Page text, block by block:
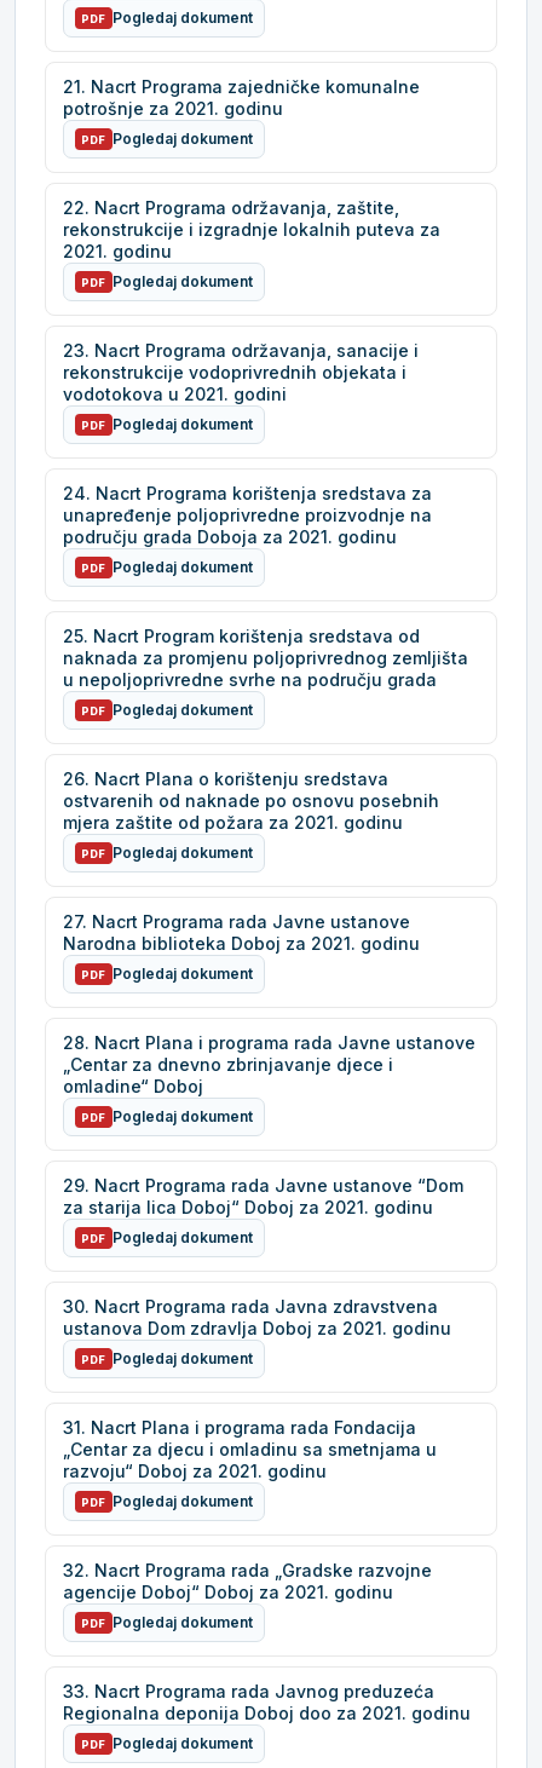
PDF Pogledaj dokument
21. Nacrt Programa zajedničke komunalne
potrošnje za 2021. godinu
PDF Pogledaj dokument
22. Nacrt Programa održavanja, zaštite,
rekonstrukcije i izgradnje lokalnih puteva za
2021. godinu
PDF Pogledaj dokument
23. Nacrt Programa održavanja, sanacije i
rekonstrukcije vodoprivrednih objekata i
vodotokova u 2021. godini
PDF Pogledaj dokument
24. Nacrt Programa korištenja sredstava za
unapređenje poljoprivredne proizvodnje na
području grada Doboja za 2021. godinu
PDF Pogledaj dokument
25. Nacrt Program korištenja sredstava od
naknada za promjenu poljoprivrednog zemljišta
u nepoljoprivredne svrhe na području grada
PDF Pogledaj dokument
26. Nacrt Plana o korištenju sredstava
ostvarenih od naknade po osnovu posebnih
mjera zaštite od požara za 2021. godinu
PDF Pogledaj dokument
27. Nacrt Programa rada Javne ustanove
Narodna biblioteka Doboj za 2021. godinu
PDF Pogledaj dokument
28. Nacrt Plana i programa rada Javne ustanove
„Centar za dnevno zbrinjavanje djece i
omladine“ Doboj
PDF Pogledaj dokument
29. Nacrt Programa rada Javne ustanove “Dom
za starija lica Doboj“ Doboj za 2021. godinu
PDF Pogledaj dokument
30. Nacrt Programa rada Javna zdravstvena
ustanova Dom zdravlja Doboj za 2021. godinu
PDF Pogledaj dokument
31. Nacrt Plana i programa rada Fondacija
„Centar za djecu i omladinu sa smetnjama u
razvoju“ Doboj za 2021. godinu
PDF Pogledaj dokument
32. Nacrt Programa rada „Gradske razvojne
agencije Doboj“ Doboj za 2021. godinu
PDF Pogledaj dokument
33. Nacrt Programa rada Javnog preduzeća
Regionalna deponija Doboj doo za 2021. godinu
PDF Pogledaj dokument